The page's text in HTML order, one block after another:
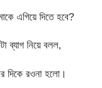
এগিয়ে দিতে হবে?
ব্যাগ নিয়ে বলল,
দিকে রওনা হলো।